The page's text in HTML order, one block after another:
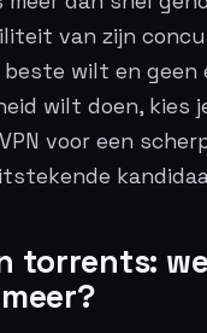
van zijn
wilt en geen
wilt doen, kies
voor een
torrents: